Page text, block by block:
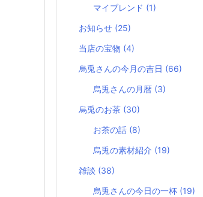
マイブレンド (1)
お知らせ (25)
当店の宝物 (4)
烏兎さんの今月の吉日 (66)
烏兎さんの月暦 (3)
烏兎のお茶 (30)
お茶の話 (8)
烏兎の素材紹介 (19)
雑談 (38)
烏兎さんの今日の一杯 (19)